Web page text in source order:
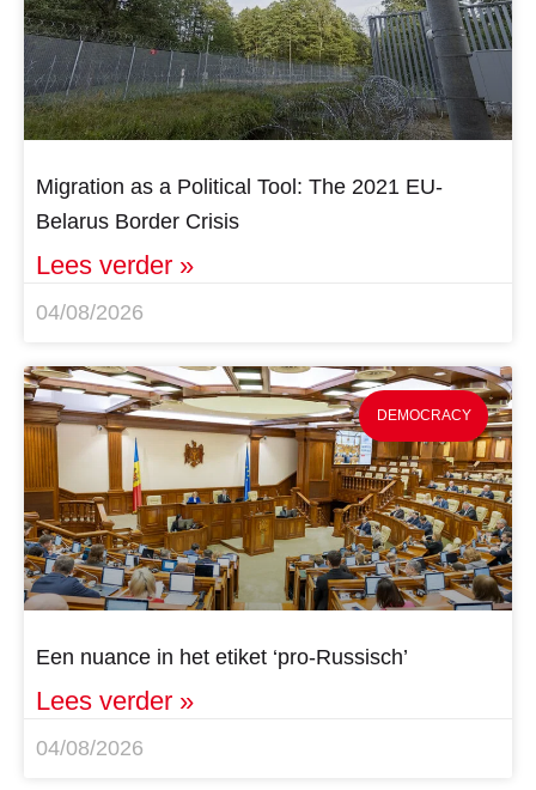
Migration as a Political Tool: The 2021 EU-
Belarus Border Crisis
Lees verder »
04/08/2026
DEMOCRACY
Een nuance in het etiket ‘pro-Russisch’
Lees verder »
04/08/2026